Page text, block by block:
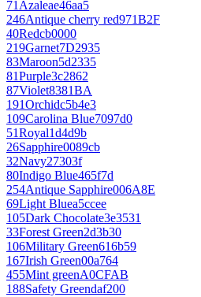
71Azaleae46aa5
246Antique cherry red971B2F
40Redcb0000
219Garnet7D2935
83Maroon5d2335
81Purple3c2862
87Violet8381BA
191Orchidc5b4e3
109Carolina Blue7097d0
51Royal1d4d9b
26Sapphire0089cb
32Navy27303f
80Indigo Blue465f7d
254Antique Sapphire006A8E
69Light Bluea5ccee
105Dark Chocolate3e3531
33Forest Green2d3b30
106Military Green616b59
167Irish Green00a764
455Mint greenA0CFAB
188Safety Greendaf200